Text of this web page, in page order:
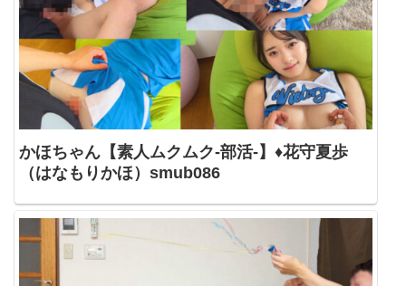
かほちゃん【素人ムクムク-部活-】♦花守夏歩
（はなもりかほ）smub086